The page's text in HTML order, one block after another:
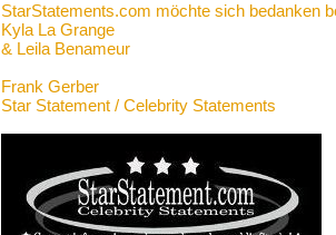
StarStatements.com möchte sich bedanken
Kyla La Grange
& Leila Benameur
Frank Gerber
Star Statement / Celebrity Statements